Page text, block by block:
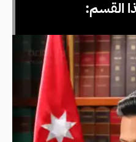
القسم: